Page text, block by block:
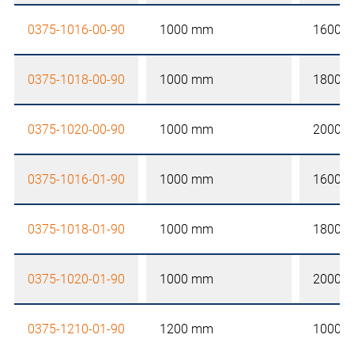
0375-1016-00-90 1000 mm 1600
0375-1018-00-90 1000 mm 1800
0375-1020-00-90 1000 mm 2000
0375-1016-01-90 1000 mm 1600
0375-1018-01-90 1000 mm 1800
0375-1020-01-90 1000 mm 2000
0375-1210-01-90 1200 mm 1000